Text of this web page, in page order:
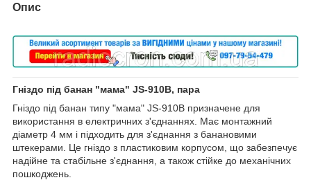
Опис
Гніздо під банан "мама" JS-910B, пара
Гніздо під банан типу "мама" JS-910B призначене для
використання в електричних з'єднаннях. Має монтажний
діаметр 4 мм і підходить для з'єднання з банановими
штекерами. Це гніздо з пластиковим корпусом, що забезпечує
надійне та стабільне з'єднання, а також стійке до механічних
пошкоджень.